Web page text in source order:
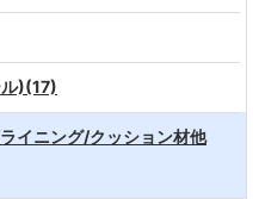
)(17)
イニング/クッション材他